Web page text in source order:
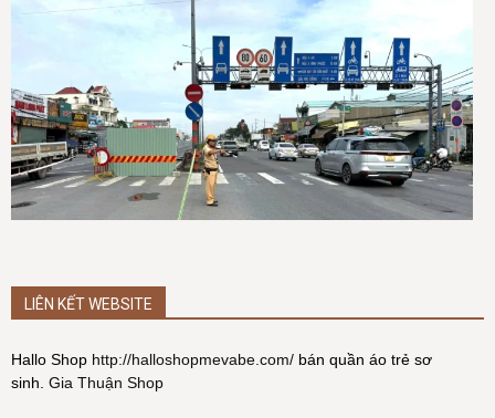
LIÊN KẾT WEBSITE
Hallo Shop http://halloshopmevabe.com/ bán quần áo trẻ sơ
sinh. Gia Thuận Shop